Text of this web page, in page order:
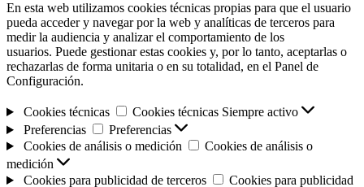
En esta web utilizamos cookies técnicas propias para que el usuario
pueda acceder y navegar por la web y analíticas de terceros para
medir la audiencia y analizar el comportamiento de los
usuarios. Puede gestionar estas cookies y, por lo tanto, aceptarlas o
rechazarlas de forma unitaria o en su totalidad, en el Panel de
Configuración.
Cookies técnicas Cookies técnicas Siempre activo
Preferencias
Preferencias
Cookies de análisis o medición
Cookies de análisis o
medición
Cookies para publicidad de terceros
Cookies para publicidad